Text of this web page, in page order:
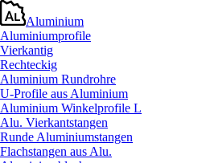
Aluminium
Aluminiumprofile
Vierkantig
Rechteckig
Aluminium Rundrohre
U-Profile aus Aluminium
Aluminium Winkelprofile L
Alu. Vierkantstangen
Runde Aluminiumstangen
Flachstangen aus Alu.